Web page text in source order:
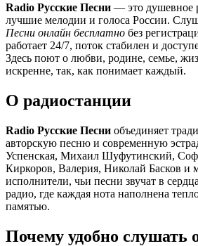
Radio Русские Песни — это душевное
лучшие мелодии и голоса России.
Песни онлайн бесплатно без
работает 24/7, поток стабилен и
Здесь поют о любви, родине, семье,
искренне, так, как понимает каждый.
О радиостанции
Radio Русские Песни объединяет
авторскую песню и современную
Успенская, Михаил Шуфутинский,
Киркоров, Валерия, Николай Басков и
исполнители, чьи песни звучат в
радио, где каждая нота наполнена
памятью.
Почему удобно слушать